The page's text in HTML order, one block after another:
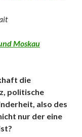
Moskau
die
politische
also des
nur der eine